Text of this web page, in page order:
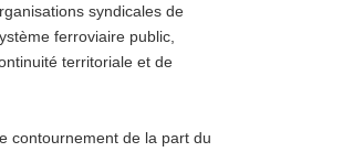
syndicales de
ferroviaire public,
territoriale et de
contournement de la part du